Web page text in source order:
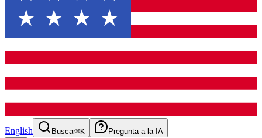
English Buscar⌘K Pregunta a la IA